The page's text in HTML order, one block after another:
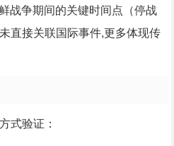
战争期间的关键时间点（停战
直接关联国际事件,更多体现传
式验证：